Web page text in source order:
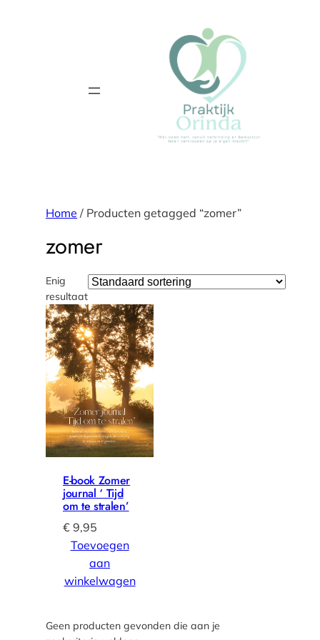
Home / Producten getagged “zomer”
zomer
Enig
resultaat
E-book Zomer
journal ‘ Tijd
om te stralen’
€ 9,95
Toevoegen
aan
winkelwagen
Geen producten gevonden die aan je